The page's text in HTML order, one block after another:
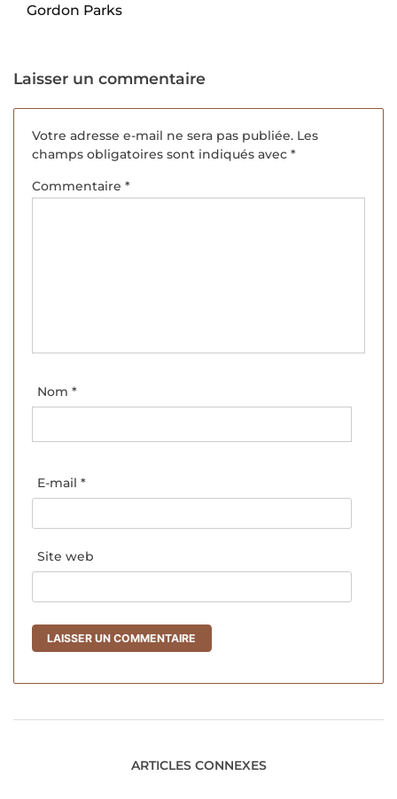
Gordon Parks
Laisser un commentaire
Votre adresse e-mail ne sera pas publiée. Les
champs obligatoires sont indiqués avec *
Commentaire *
Nom *
E-mail *
Site web
ARTICLES CONNEXES